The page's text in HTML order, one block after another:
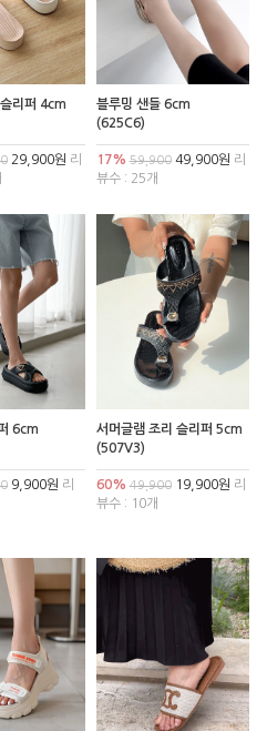
리퍼 4cm
29,900원 리
블루밍 샌들 6cm
(625C6)
17% 59,90049,900원 리
뷰수 : 25개
6cm
9,900원 리
서머글램 조리 슬리퍼 5cm
(507V3)
60% 49,90019,900원 리
뷰수 : 10개